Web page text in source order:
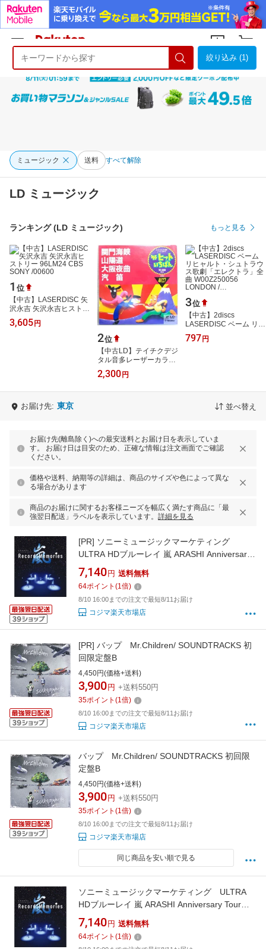
ようこそ 楽天市場へ ログイン
絞り込み (1)
ミュージック 送料 すべて解除
LD ミュージック
ランキング (LD ミュージック) もっと見る
1 位
【中古】LASERDISC 矢
沢永吉 矢沢永吉ヒストリ
ー 96LM24 CBS SONY
/00600
3,605 円
2位
【中古LD】テイチクデジ
タル音多レーザーカラオ
ケ ’94ヒットいちば
ん 演歌BEST4
2,300 円
3位
【中古】2discs
LASERDISC ベーム リヒ
ャルト・シュトラウス歌
劇「エレクトラ」全曲
797 円
お届け先: 東京 並べ替え
お届け先(離島除く)への最安送料とお届け日を表示していま
す。 お届け日は目安のため、正確な情報は注文画面でご確認
ください。
価格や送料、納期等の詳細は、商品のサイズや色によって異な
る場合があります
商品のお届けに関するお客様ニーズを幅広く満たす商品に「最
強翌日配送」ラベルを表示しています。 詳細を見る
[PR] ソニーミュージックマーケティング
ULTRA HDブルーレイ 嵐 ARASHI Anniversary
Tour 5×20 FILM Record of Memories(4K
ULTRA HD Bluray＋Bluray)
7,140 円 送料無料
64ポイント (1倍)
8/10 16:00までの注文で最短8/11お届け
コジマ楽天市場店
[PR] バップ Mr.Children/ SOUNDTRACKS 初
回限定盤B
4,450円(価格+送料)
3,900 円 +送料550円
35ポイント (1倍)
8/10 16:00までの注文で最短8/11お届け
コジマ楽天市場店
バップ Mr.Children/ SOUNDTRACKS 初回限
定盤B
4,450円(価格+送料)
3,900 円 +送料550円
35ポイント (1倍)
8/10 16:00までの注文で最短8/11お届け
コジマ楽天市場店
同じ商品を安い順で見る
ソニーミュージックマーケティング ULTRA
HDブルーレイ 嵐 ARASHI Anniversary Tour
5×20 FILM Record of Memories(4K ULTRA HD
Bluray＋Bluray)
7,140 円 送料無料
64ポイント (1倍)